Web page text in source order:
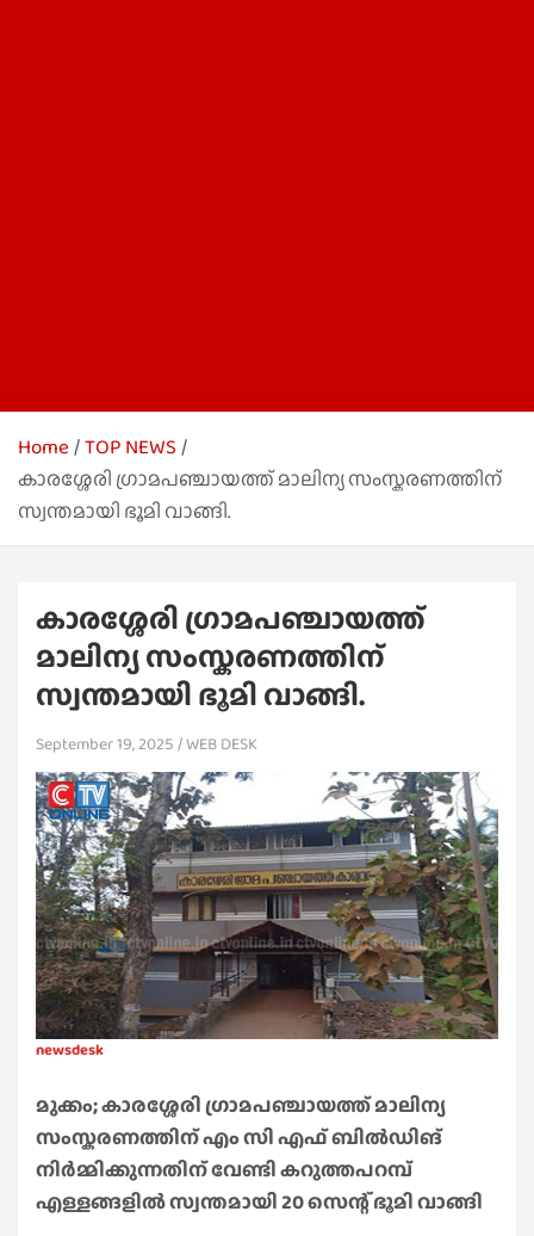
Home TOP NEWS
കാരശ്ശേരി ഗ്രാമപഞ്ചായത്ത് മാലിന്യ സംസ്കരണത്തിന്
സ്വന്തമായി ഭൂമി വാങ്ങി.
കാരശ്ശേരി ഗ്രാമപഞ്ചായത്ത്
മാലിന്യ സംസ്കരണത്തിന്
സ്വന്തമായി ഭൂമി വാങ്ങി.
September 19, 2025 WEB DESK
newsdesk
മുക്കം; കാരശ്ശേരി ഗ്രാമപഞ്ചായത്ത് മാലിന്യ
സംസ്കരണത്തിന് എം സി എഫ് ബിൽഡിങ്
നിർമ്മിക്കുന്നതിന് വേണ്ടി കറുത്തപറമ്പ്
എള്ളങ്ങളിൽ സ്വന്തമായി 20 സെന്റ് ഭൂമി വാങ്ങി